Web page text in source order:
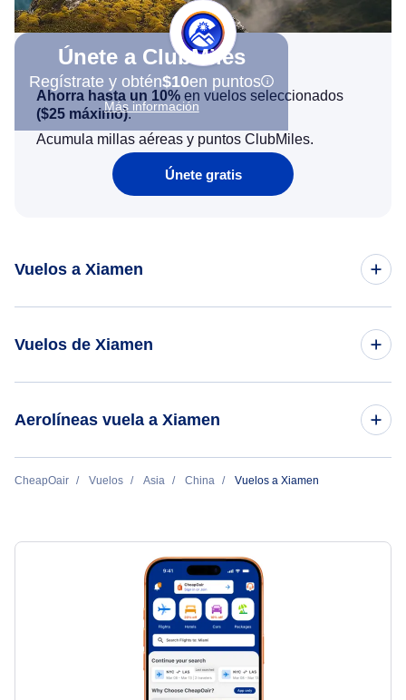
Únete a ClubMiles
Regístrate y obtén$10en puntos
Más información
Ahorra hasta un 10% en vuelos seleccionados
($25 máximo).
Acumula millas aéreas y puntos ClubMiles.
Únete gratis
Vuelos a Xiamen
Vuelos de Vancouver a Xiamen
Vuelos de Xiamen
Aerolíneas vuela a Xiamen
Xiamen Airlines
CheapOair Vuelos Asia China Vuelos a Xiamen